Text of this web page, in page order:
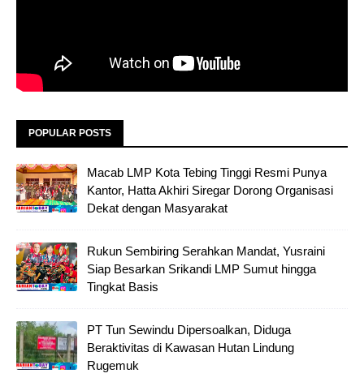
POPULAR POSTS
Macab LMP Kota Tebing Tinggi Resmi Punya
Kantor, Hatta Akhiri Siregar Dorong Organisasi
Dekat dengan Masyarakat
Rukun Sembiring Serahkan Mandat, Yusraini
Siap Besarkan Srikandi LMP Sumut hingga
Tingkat Basis
PT Tun Sewindu Dipersoalkan, Diduga
Beraktivitas di Kawasan Hutan Lindung
Rugemuk